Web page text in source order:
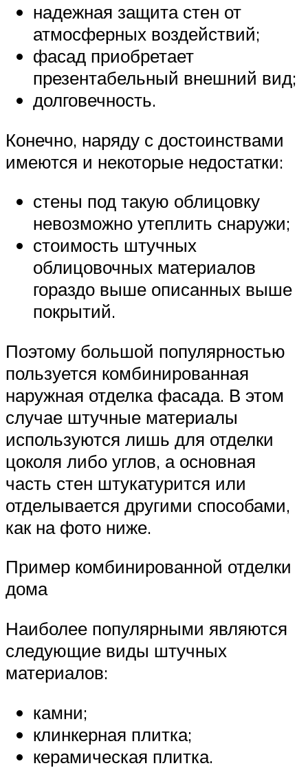
надежная защита стен от
атмосферных воздействий;
фасад приобретает
презентабельный внешний вид;
долговечность.
Конечно, наряду с достоинствами
имеются и некоторые недостатки:
стены под такую облицовку
невозможно утеплить снаружи;
стоимость штучных
облицовочных материалов
гораздо выше описанных выше
покрытий.
Поэтому большой популярностью
пользуется комбинированная
наружная отделка фасада. В этом
случае штучные материалы
используются лишь для отделки
цоколя либо углов, а основная
часть стен штукатурится или
отделывается другими способами,
как на фото ниже.
Пример комбинированной отделки
дома
Наиболее популярными являются
следующие виды штучных
материалов:
камни;
клинкерная плитка;
керамическая плитка.